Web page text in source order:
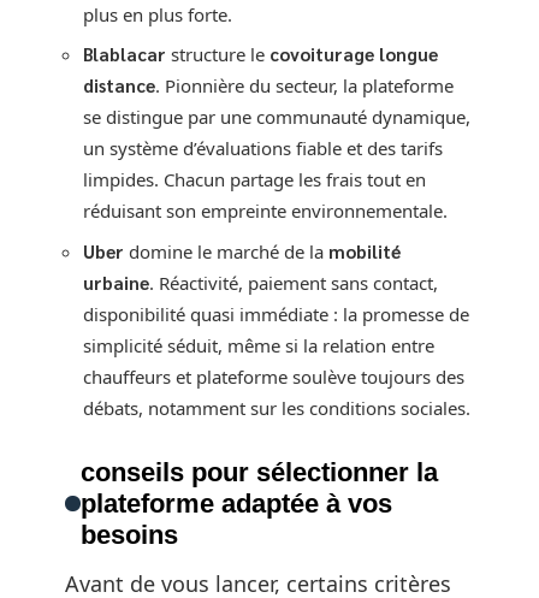
plus en plus forte.
Blablacar structure le covoiturage longue
distance. Pionnière du secteur, la plateforme
se distingue par une communauté dynamique,
un système d’évaluations fiable et des tarifs
limpides. Chacun partage les frais tout en
réduisant son empreinte environnementale.
Uber domine le marché de la mobilité
urbaine. Réactivité, paiement sans contact,
disponibilité quasi immédiate : la promesse de
simplicité séduit, même si la relation entre
chauffeurs et plateforme soulève toujours des
débats, notamment sur les conditions sociales.
conseils pour sélectionner la
plateforme adaptée à vos
besoins
Avant de vous lancer, certains critères